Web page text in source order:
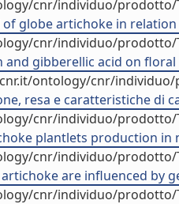
cnr/individuo/prodotto/
globe artichoke in
cnr/individuo/prodotto/
and gibberellic acid on
ontology/cnr/individuo/
resa e caratteristiche di
cnr/individuo/prodotto/
plantlets production in
cnr/individuo/prodotto/
are influenced by
cnr/individuo/prodotto/